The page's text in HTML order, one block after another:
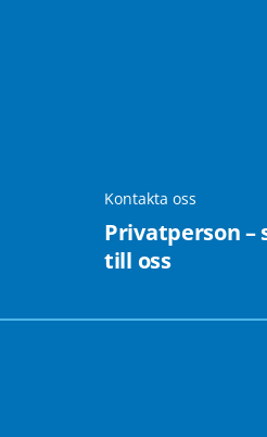
Kontakta oss
Privatperson –
till oss